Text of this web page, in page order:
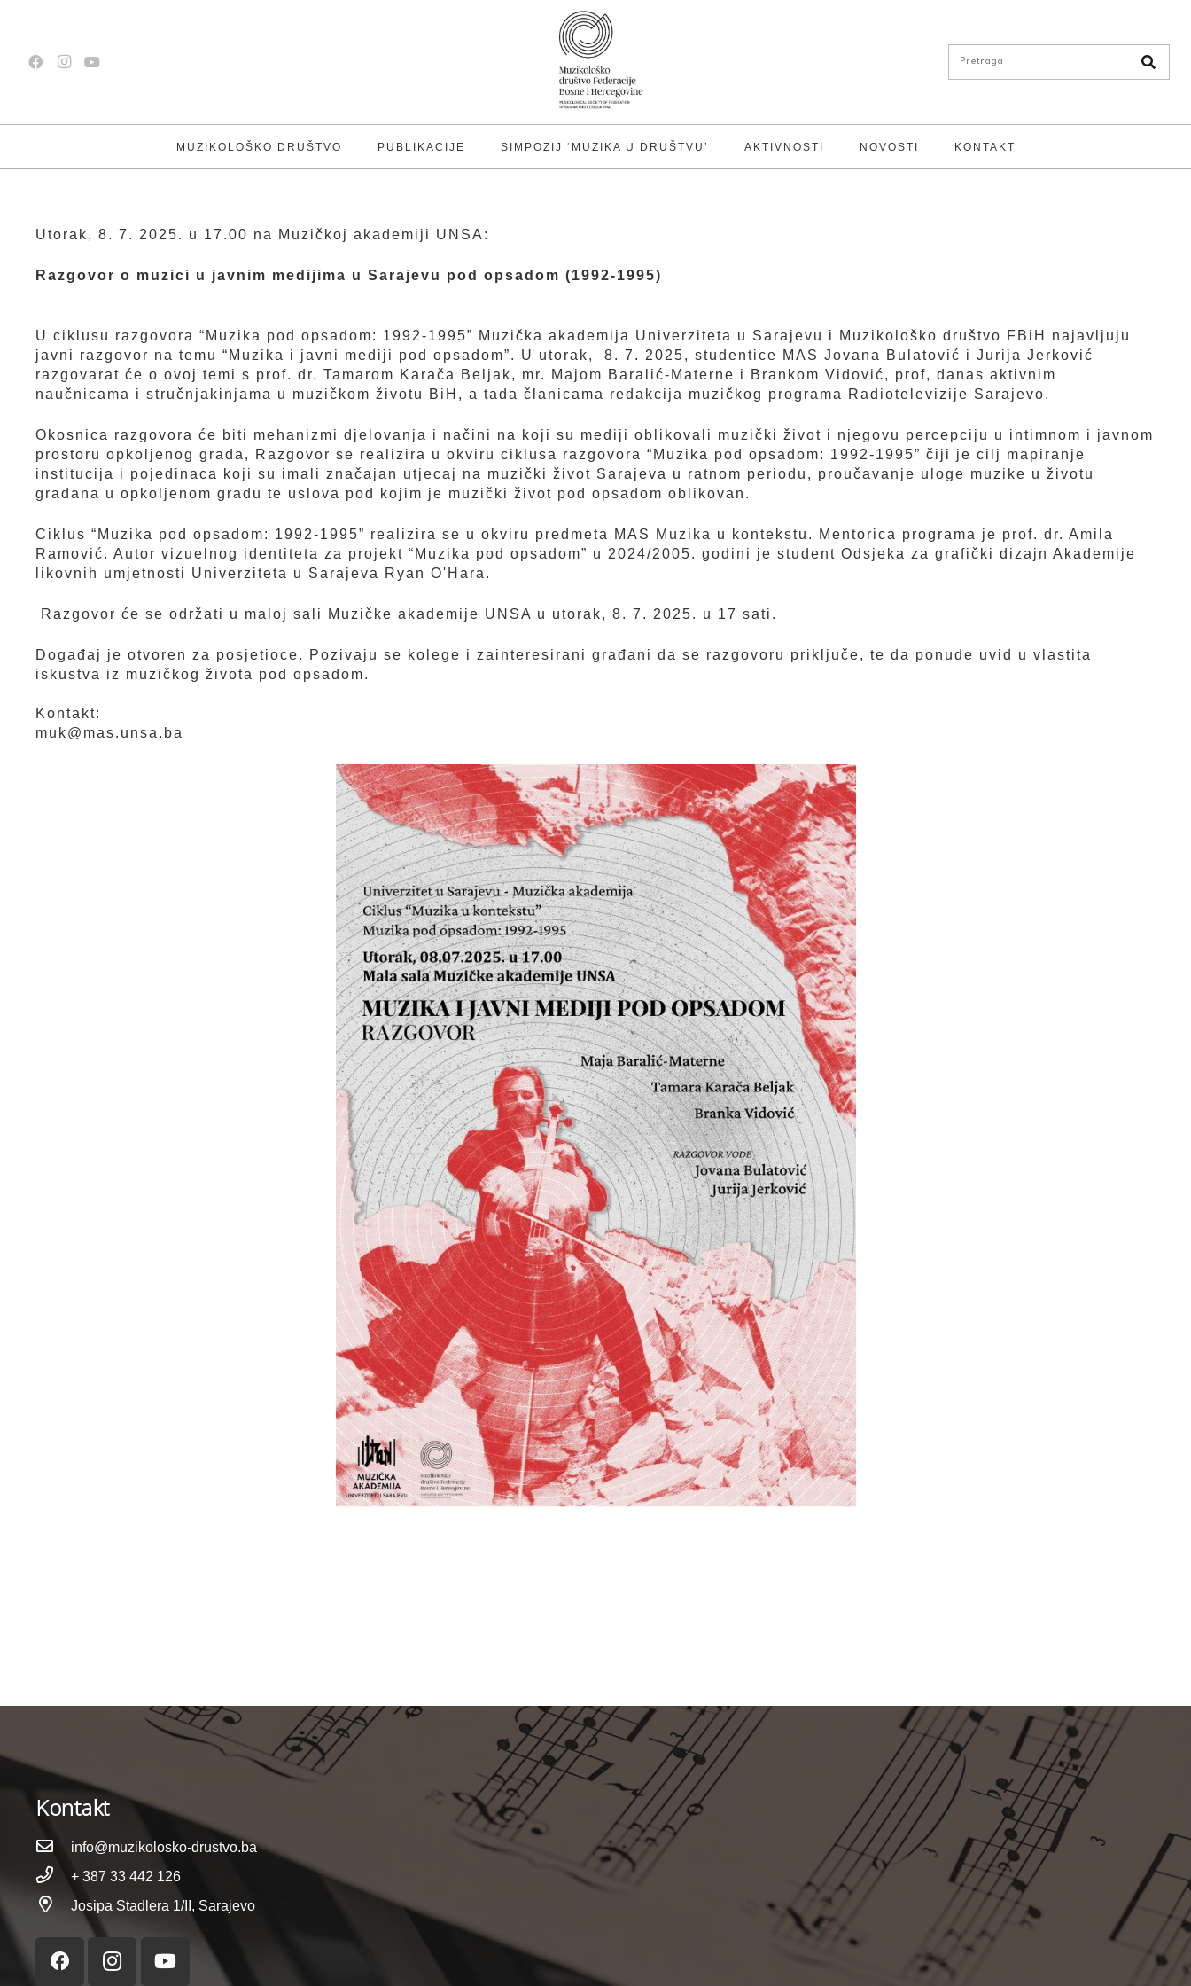
MUZIKOLOŠKO DRUŠTVO PUBLIKACIJE SIMPOZIJ ‘MUZIKA U DRUŠTVU’ AKTIVNOSTI NOVOSTI KONTAKT
Utorak, 8. 7. 2025. u 17.00 na Muzičkoj akademiji UNSA:
Razgovor o muzici u javnim medijima u Sarajevu pod opsadom (1992-1995)
U ciklusu razgovora “Muzika pod opsadom: 1992-1995” Muzička akademija Univerziteta u Sarajevu i Muzikološko društvo FBiH najavljuju
javni razgovor na temu “Muzika i javni mediji pod opsadom”. U utorak, 8. 7. 2025, studentice MAS Jovana Bulatović i Jurija Jerković
razgovarat će o ovoj temi s prof. dr. Tamarom Karača Beljak, mr. Majom Baralić-Materne i Brankom Vidović, prof, danas aktivnim
naučnicama i stručnjakinjama u muzičkom životu BiH, a tada članicama redakcija muzičkog programa Radiotelevizije Sarajevo.
Okosnica razgovora će biti mehanizmi djelovanja i načini na koji su mediji oblikovali muzički život i njegovu percepciju u intimnom i javnom
prostoru opkoljenog grada, Razgovor se realizira u okviru ciklusa razgovora “Muzika pod opsadom: 1992-1995” čiji je cilj mapiranje
institucija i pojedinaca koji su imali značajan utjecaj na muzički život Sarajeva u ratnom periodu, proučavanje uloge muzike u životu
građana u opkoljenom gradu te uslova pod kojim je muzički život pod opsadom oblikovan.
Ciklus “Muzika pod opsadom: 1992-1995” realizira se u okviru predmeta MAS Muzika u kontekstu. Mentorica programa je prof. dr. Amila
Ramović. Autor vizuelnog identiteta za projekt “Muzika pod opsadom” u 2024/2005. godini je student Odsjeka za grafički dizajn Akademije
likovnih umjetnosti Univerziteta u Sarajeva Ryan O'Hara.
Razgovor će se održati u maloj sali Muzičke akademije UNSA u utorak, 8. 7. 2025. u 17 sati.
Događaj je otvoren za posjetioce. Pozivaju se kolege i zainteresirani građani da se razgovoru priključe, te da ponude uvid u vlastita
iskustva iz muzičkog života pod opsadom.
Kontakt:
muk@mas.unsa.ba
Kontakt
info@muzikolosko-drustvo.ba
+ 387 33 442 126
Josipa Stadlera 1/II, Sarajevo